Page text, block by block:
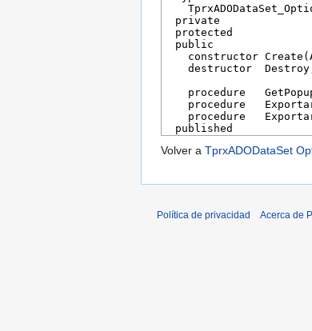
Volver a TprxADODataSet
Política de privacidad Acerca de